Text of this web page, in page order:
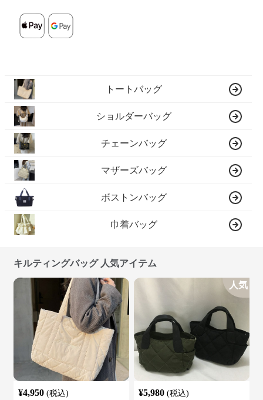
トートバッグ
ショルダーバッグ
チェーンバッグ
マザーズバッグ
ボストンバッグ
巾着バッグ
キルティングバッグ 人気アイテム
¥4,950 (税込)
人気
¥5,980 (税込)